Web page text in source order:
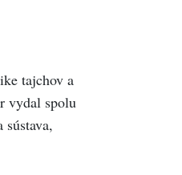
tajchov a
vydal spolu